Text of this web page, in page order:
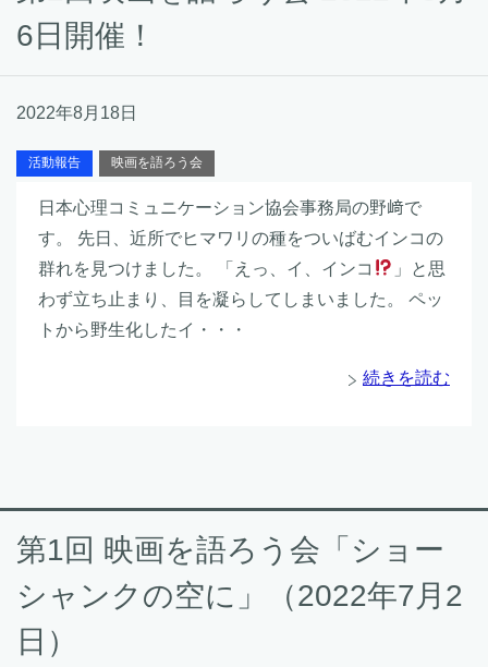
6日開催！
2022年8月18日
活動報告 映画を語ろう会
日本心理コミュニケーション協会事務局の野﨑で
す。 先日、近所でヒマワリの種をついばむインコの
群れを見つけました。 「えっ、イ、インコ
」と思
わず立ち止まり、目を凝らしてしまいました。 ペッ
トから野生化したイ・・・
続きを読む
第1回 映画を語ろう会「ショー
シャンクの空に」（2022年7月2
日）